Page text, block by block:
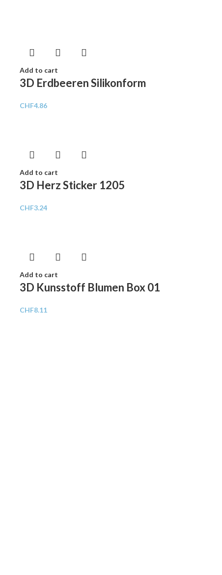
Add to cart
3D Erdbeeren Silikonform
CHF4.86
Add to cart
3D Herz Sticker 1205
CHF3.24
Add to cart
3D Kunsstoff Blumen Box 01
CHF8.11